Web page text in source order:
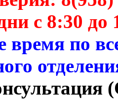
с 8:30 до
время по